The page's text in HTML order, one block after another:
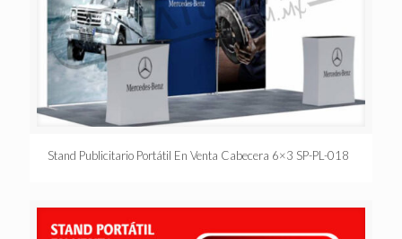
Stand Publicitario Portátil En Venta Cabecera 6×3 SP-PL-018